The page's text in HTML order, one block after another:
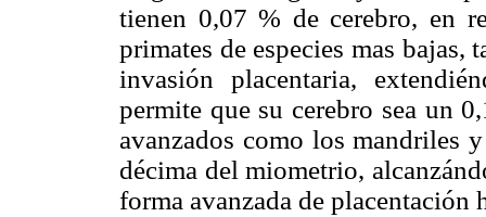
tienen 0,07 % de cerebro, en
primates de especies mas
invasión placentaria,
permite que su cerebro sea un
avanzados como los mandriles
décima del miometrio,
forma avanzada de placentación